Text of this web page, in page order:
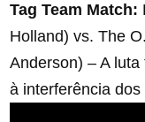
Tag Team Match:
Holland) vs. The
Anderson) – A
à interferência